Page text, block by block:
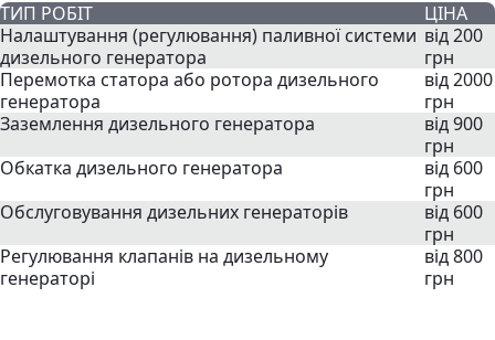
ТИП РОБІТ
ЦІНА
Налаштування (регулювання) паливної системи
дизельного генератора
від 200
грн
Перемотка статора або ротора дизельного
генератора
від 2000
грн
Заземлення дизельного генератора
від 900
грн
Обкатка дизельного генератора
від 600
грн
Обслуговування дизельних генераторів
від 600
грн
Регулювання клапанів на дизельному
генераторі
від 800
грн